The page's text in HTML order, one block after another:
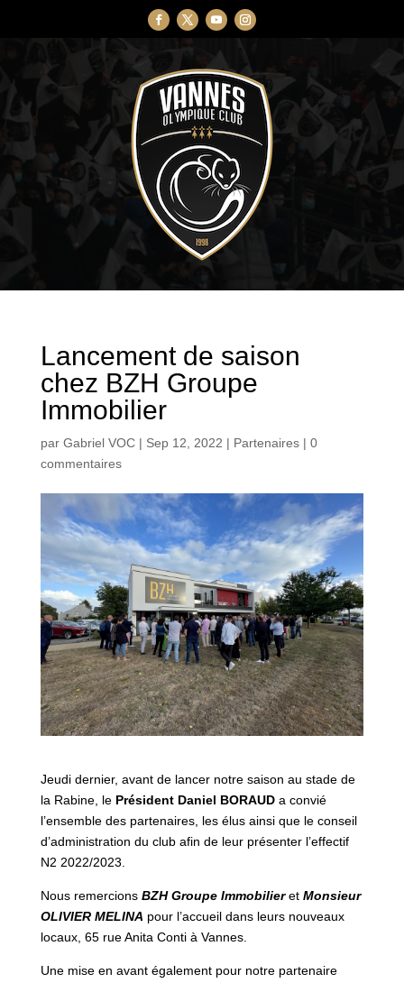
Lancement de saison
chez BZH Groupe
Immobilier
par Gabriel VOC| Sep 12, 2022 | Partenaires| 0
commentaires
Jeudi dernier, avant de lancer notre saison au stade de
la Rabine, le Président Daniel BORAUDa convié
l’ensemble des partenaires, les élus ainsi que le conseil
d’administration du club afin de leur présenter l’effectif
N2 2022/2023.
Nous remercions BZH Groupe Immobilieret Monsieur
OLIVIER MELINA pour l’accueil dans leurs nouveaux
locaux, 65 rue Anita Conti à Vannes.
Une mise en avant également pour notre partenaire